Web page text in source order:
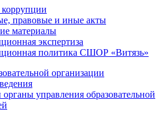
правовые и иные акты
материалы
экспертиза
политика СШОР «Витязь»
организации
управления образовательной